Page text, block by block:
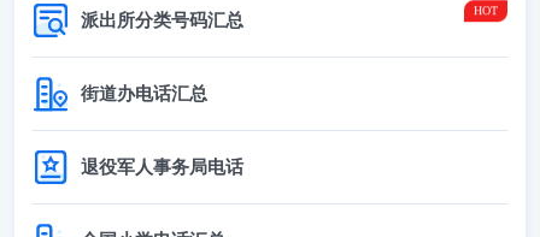
派出所分类号码汇总
街道办电话汇总
退役军人事务局电话